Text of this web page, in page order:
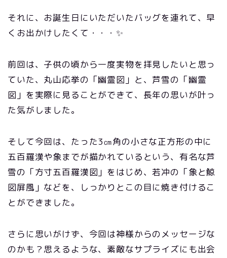
それに、お誕生日にいただいたバッグを連れて、早
くお出かけしたくて・・・✨
前回は、子供の頃から一度実物を拝見したいと思っ
ていた、丸山応挙の「幽霊図」と、芦雪の「幽霊
図」を実際に見ることができて、長年の思いが叶っ
た気がしました。
そして今回は、たった3㎝角の小さな正方形の中に
五百羅漢や象までが描かれているという、有名な芦
雪の「方寸五百羅漢図」をはじめ、若冲の「象と鯨
図屏風」などを、しっかりとこの目に焼き付けるこ
とができました。
さらに思いがけず、今回は神様からのメッセージな
のかも？思えるような、素敵なサプライズにも出会